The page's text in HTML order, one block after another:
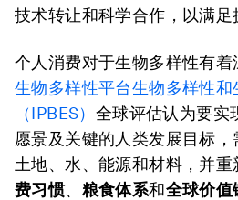
技术转让和科学合作，以满足
个人消费对于生物多样性有着
生物多样性平台生物多样性和
（IPBES） 全球评估认为要实
愿景及关键的人类发展目标，
土地、水、能源和材料，并
费习惯、 粮食体系和全球价值